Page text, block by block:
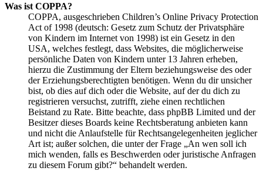
Was ist COPPA?
COPPA, ausgeschrieben Children’s Online Privacy Protection
Act of 1998 (deutsch: Gesetz zum Schutz der Privatsphäre
von Kindern im Internet von 1998) ist ein Gesetz in den
USA, welches festlegt, dass Websites, die möglicherweise
persönliche Daten von Kindern unter 13 Jahren erheben,
hierzu die Zustimmung der Eltern beziehungsweise des oder
der Erziehungsberechtigten benötigen. Wenn du dir unsicher
bist, ob dies auf dich oder die Website, auf der du dich zu
registrieren versuchst, zutrifft, ziehe einen rechtlichen
Beistand zu Rate. Bitte beachte, dass phpBB Limited und der
Besitzer dieses Boards keine Rechtsberatung anbieten kann
und nicht die Anlaufstelle für Rechtsangelegenheiten jeglicher
Art ist; außer solchen, die unter der Frage „An wen soll ich
mich wenden, falls es Beschwerden oder juristische Anfragen
zu diesem Forum gibt?“ behandelt werden.